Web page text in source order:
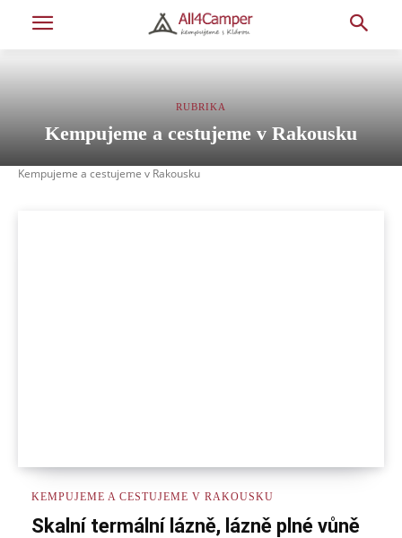
Kempujeme a cestujeme v Rakousku
RUBRIKA
Kempujeme a cestujeme v Rakousku
KEMPUJEME A CESTUJEME V RAKOUSKU
Skalní termální lázně, lázně plné vůně